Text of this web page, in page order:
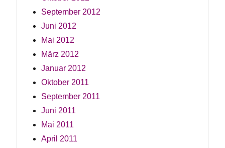
September 2012
Juni 2012
Mai 2012
März 2012
Januar 2012
Oktober 2011
September 2011
Juni 2011
Mai 2011
April 2011